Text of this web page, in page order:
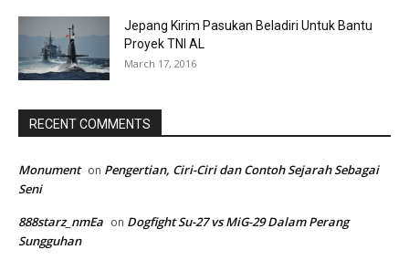
Jepang Kirim Pasukan Beladiri Untuk Bantu
Proyek TNI AL
March 17, 2016
RECENT COMMENTS
Monument on Pengertian, Ciri-Ciri dan Contoh Sejarah Sebagai
Seni
888starz_nmEa on Dogfight Su-27 vs MiG-29 Dalam Perang
Sungguhan